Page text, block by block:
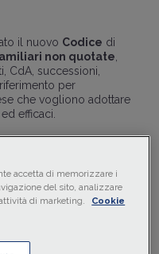
il nuovo Codice di
non quotate,
CdA, successioni,
per
che vogliono adottare
efficaci.
-Dottore
accetta di memorizzare i
del sito, analizzare
di marketing.
Cookie